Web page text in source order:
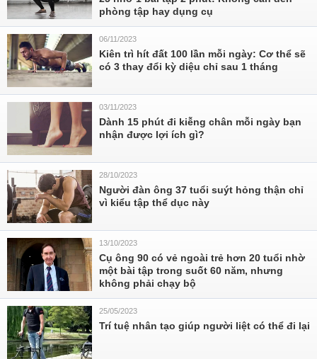
phòng tập hay dụng cụ
06/11/2023
Kiên trì hít đất 100 lần mỗi ngày: Cơ thể sẽ
có 3 thay đổi kỳ diệu chỉ sau 1 tháng
03/11/2023
Dành 15 phút đi kiễng chân mỗi ngày bạn
nhận được lợi ích gì?
28/10/2023
Người đàn ông 37 tuổi suýt hỏng thận chỉ
vì kiểu tập thể dục này
13/10/2023
Cụ ông 90 có vẻ ngoài trẻ hơn 20 tuổi nhờ
một bài tập trong suốt 60 năm, nhưng
không phải chạy bộ
25/05/2023
Trí tuệ nhân tạo giúp người liệt có thể đi lại